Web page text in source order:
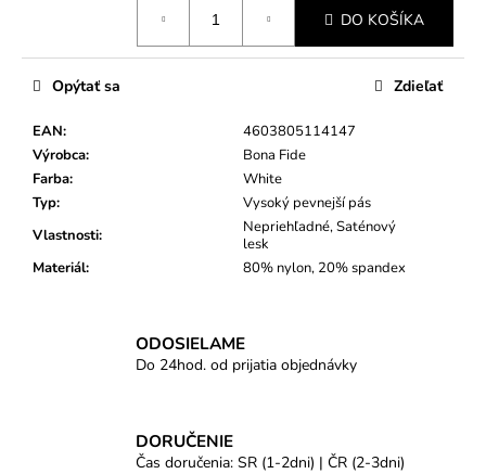
DO KOŠÍKA
EAN:
4603805114147
Výrobca:
Bona Fide
Farba:
White
Typ:
Vysoký pevnejší pás
Vlastnosti:
Nepriehľadné, Saténový
lesk
Materiál: 80% nylon, 20% spandex
Opýtať sa Zdieľať
ODOSIELAME
Do 24hod. od prijatia objednávky
DORUČENIE
Čas doručenia: SR (1-2dni) | ČR (2-3dni)